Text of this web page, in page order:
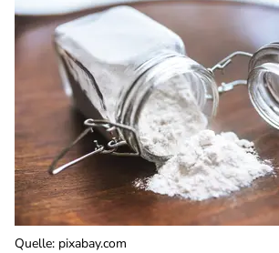
Quelle: pixabay.com